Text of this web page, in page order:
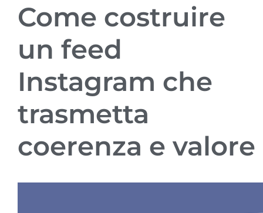
Come costruire
un feed
Instagram che
trasmetta
coerenza e valore